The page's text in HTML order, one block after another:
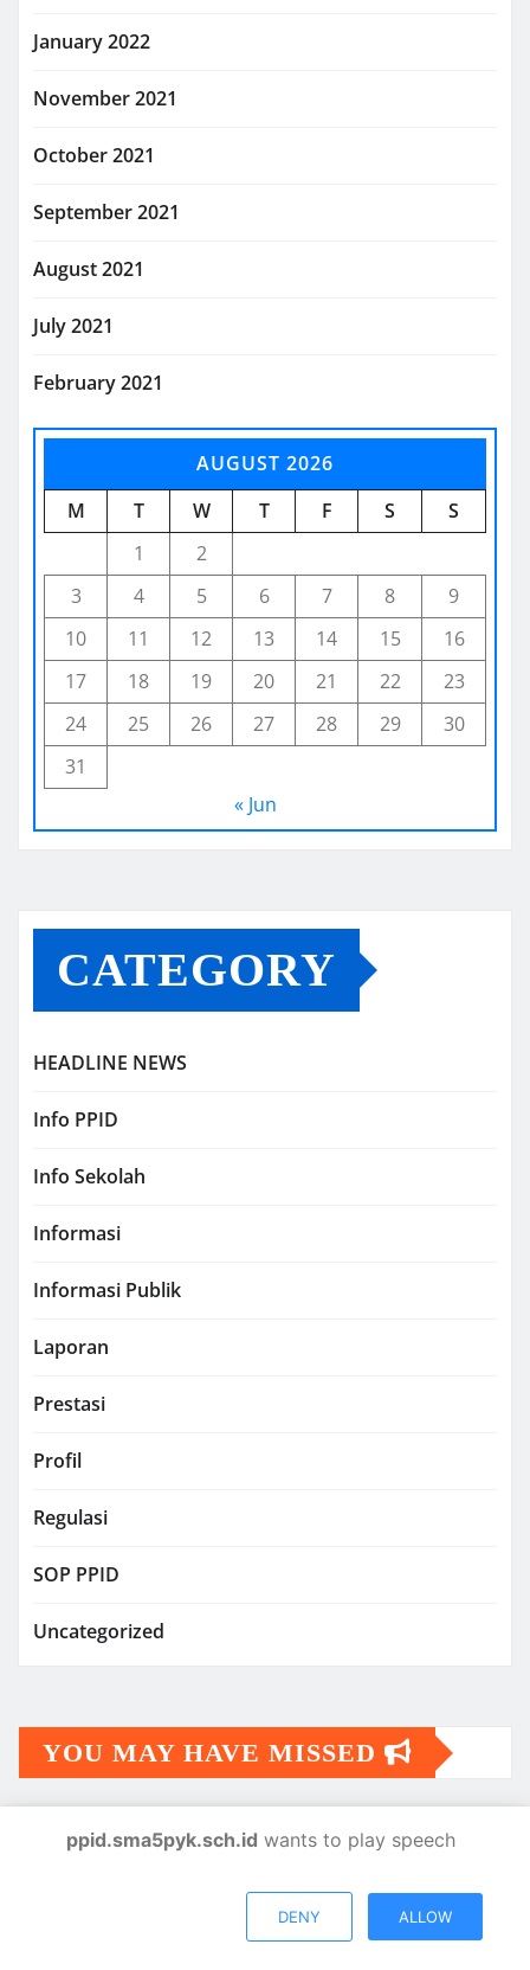
January 2022
November 2021
October 2021
September 2021
August 2021
July 2021
February 2021
AUGUST 2026
M
T W T F S
S
1
2
3
4 5 6 7 8
9
10
11 12 13 14 15
16
17
18 19 20 21 22
23
24
25 26 27 28 29
30
31
« Jun
CATEGORY
HEADLINE NEWS
Info PPID
Info Sekolah
Informasi
Informasi Publik
Laporan
Prestasi
Profil
Regulasi
SOP PPID
Uncategorized
YOU MAY HAVE MISSED
ppid.sma5pyk.sch.id wants to play speech
DENY ALLOW